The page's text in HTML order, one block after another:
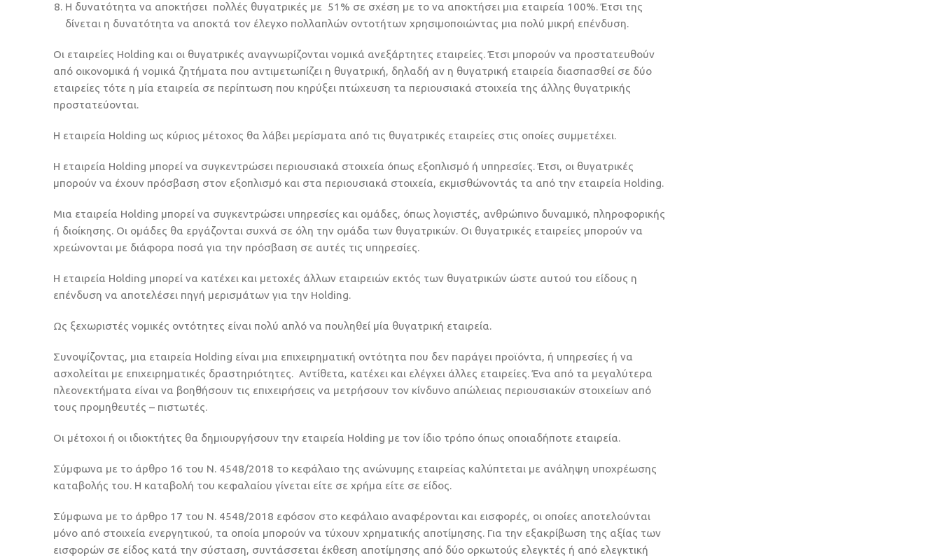
Η δυνατότητα να αποκτήσει πολλές θυγατρικές με 51% σε σχέση με το να αποκτήσει μια εταιρεία 100%. Έτσι της
δίνεται η δυνατότητα να αποκτά τον έλεγχο πολλαπλών οντοτήτων χρησιμοποιώντας μια πολύ μικρή επένδυση.
Οι εταιρείες Holding και οι θυγατρικές αναγνωρίζονται νομικά ανεξάρτητες εταιρείες. Έτσι μπορούν να προστατευθούν
από οικονομικά ή νομικά ζητήματα που αντιμετωπίζει η θυγατρική, δηλαδή αν η θυγατρική εταιρεία διασπασθεί σε δύο
εταιρείες τότε η μία εταιρεία σε περίπτωση που κηρύξει πτώχευση τα περιουσιακά στοιχεία της άλλης θυγατρικής
προστατεύονται.
Η εταιρεία Holding ως κύριος μέτοχος θα λάβει μερίσματα από τις θυγατρικές εταιρείες στις οποίες συμμετέχει.
Η εταιρεία Holding μπορεί να συγκεντρώσει περιουσιακά στοιχεία όπως εξοπλισμό ή υπηρεσίες. Έτσι, οι θυγατρικές
μπορούν να έχουν πρόσβαση στον εξοπλισμό και στα περιουσιακά στοιχεία, εκμισθώνοντάς τα από την εταιρεία Holding.
Μια εταιρεία Holding μπορεί να συγκεντρώσει υπηρεσίες και ομάδες, όπως λογιστές, ανθρώπινο δυναμικό, πληροφορικής
ή διοίκησης. Οι ομάδες θα εργάζονται συχνά σε όλη την ομάδα των θυγατρικών. Οι θυγατρικές εταιρείες μπορούν να
χρεώνονται με διάφορα ποσά για την πρόσβαση σε αυτές τις υπηρεσίες.
Η εταιρεία Holding μπορεί να κατέχει και μετοχές άλλων εταιρειών εκτός των θυγατρικών ώστε αυτού του είδους η
επένδυση να αποτελέσει πηγή μερισμάτων για την Holding.
Ως ξεχωριστές νομικές οντότητες είναι πολύ απλό να πουληθεί μία θυγατρική εταιρεία.
Συνοψίζοντας, μια εταιρεία Holding είναι μια επιχειρηματική οντότητα που δεν παράγει προϊόντα, ή υπηρεσίες ή να
ασχολείται με επιχειρηματικές δραστηριότητες. Αντίθετα, κατέχει και ελέγχει άλλες εταιρείες. Ένα από τα μεγαλύτερα
πλεονεκτήματα είναι να βοηθήσουν τις επιχειρήσεις να μετρήσουν τον κίνδυνο απώλειας περιουσιακών στοιχείων από
τους προμηθευτές – πιστωτές.
Οι μέτοχοι ή οι ιδιοκτήτες θα δημιουργήσουν την εταιρεία Holding με τον ίδιο τρόπο όπως οποιαδήποτε εταιρεία.
Σύμφωνα με το άρθρο 16 του Ν. 4548/2018 το κεφάλαιο της ανώνυμης εταιρείας καλύπτεται με ανάληψη υποχρέωσης
καταβολής του. Η καταβολή του κεφαλαίου γίνεται είτε σε χρήμα είτε σε είδος.
Σύμφωνα με το άρθρο 17 του Ν. 4548/2018 εφόσον στο κεφάλαιο αναφέρονται και εισφορές, οι οποίες αποτελούνται
μόνο από στοιχεία ενεργητικού, τα οποία μπορούν να τύχουν χρηματικής αποτίμησης. Για την εξακρίβωση της αξίας των
εισφορών σε είδος κατά την σύσταση, συντάσσεται έκθεση αποτίμησης από δύο ορκωτούς ελεγκτές ή από ελεγκτική